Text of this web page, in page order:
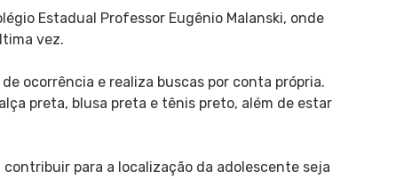
Estadual Professor Eugênio Malanski, onde
vez.
ocorrência e realiza buscas por conta própria.
preta, blusa preta e tênis preto, além de estar
para a localização da adolescente seja